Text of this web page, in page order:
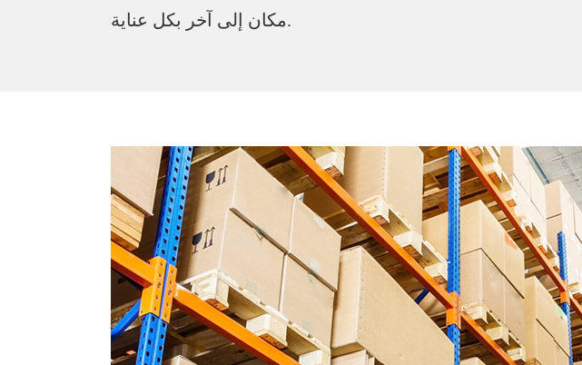
مكان إلى آخر بكل عناية.